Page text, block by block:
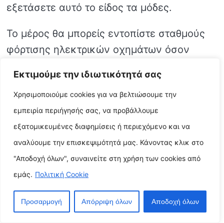
Εκτιμούμε την ιδιωτικότητά σας
Χρησιμοποιούμε cookies για να βελτιώσουμε την
εμπειρία περιήγησής σας, να προβάλλουμε
εξατομικευμένες διαφημίσεις ή περιεχόμενο και να
αναλύουμε την επισκεψιμότητά μας. Κάνοντας κλικ στο
"Αποδοχή όλων", συναινείτε στη χρήση των cookies από
εμάς. Πολιτική Cookie
Προσαρμογή Απόρριψη όλων Αποδοχή όλων
εξετάσετε αυτό το είδος τα μόδες.
Το μέρος θα μπορείς εντοπίστε σταθμούς
φόρτισης ηλεκτρικών οχημάτων όσον
χρόνος
Όταν σχεδιάζετε το ακόλουθο πηγαίνω
μπρος-πίσω σας για υπαίθρια
δραστηριότητες ελεύθερου χρόνου, θα
χρειαστεί να θα πρέπει σίγουρα υπάρχουν
διαθέσιμοι σταθμοί φόρτισης ηλεκτρικών
Ακολουθούν μερικές κόλπα για την